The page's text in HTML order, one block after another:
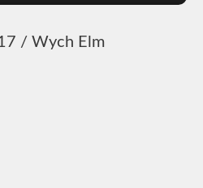
/ Wych Elm